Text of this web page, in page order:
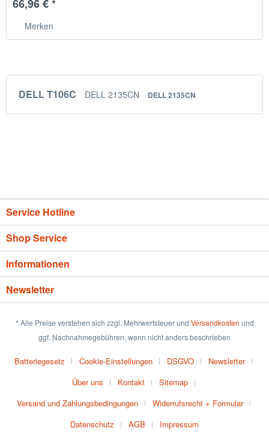
66,96 € *
Merken
DELL T106C DELL 2135CN DELL 2135CN
Service Hotline
Shop Service
Informationen
Newsletter
* Alle Preise verstehen sich zzgl. Mehrwertsteuer und Versandkosten und
ggf. Nachnahmegebühren, wenn nicht anders beschrieben
Batteriegesetz Cookie-Einstellungen DSGVO
Newsletter
Über uns
Kontakt
Sitemap
Versand und Zahlungsbedingungen
Widerrufsrecht + Formular
Datenschutz
AGB
Impressum